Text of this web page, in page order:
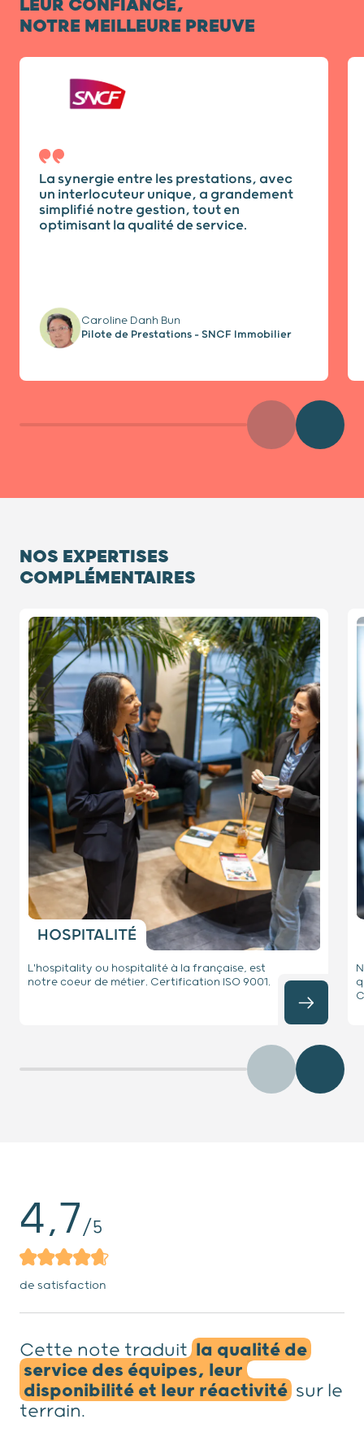
LEUR CONFIANCE,
NOTRE MEILLEURE PREUVE
Diapositive 1 / 7
La synergie entre les prestations, avec
un interlocuteur unique, a grandement
simplifié notre gestion, tout en
optimisant la qualité de service.
Caroline Danh Bun
Pilote de Prestations - SNCF Immobilier
Précédent
NOS EXPERTISES
COMPLÉMENTAIRES
HOSPITALITÉ
L'hospitality ou hospitalité à la française, est
notre coeur de métier. Certification ISO 9001.
Précédent
4,7 /5
de satisfaction
Cette note traduit la qualité de
service des équipes, leur
disponibilité et leur réactivité sur le
terrain.